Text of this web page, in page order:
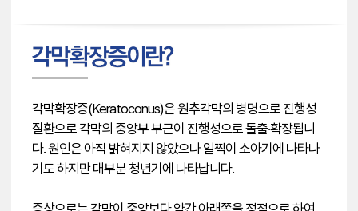
각막확장증(Keratoconus)은 원추각막의 병명으로 진행성
질환으로 각막의 중앙부 부근이 진행성으로 돌출·확장됩니
다. 원인은 아직 밝혀지지 않았으나 일찍이 소아기에 나타나
기도 하지만 대부분 청년기에 나타납니다.